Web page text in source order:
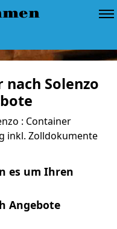
Solenzo
: Container
inkl. Zolldokumente
es um Ihren
Angebote